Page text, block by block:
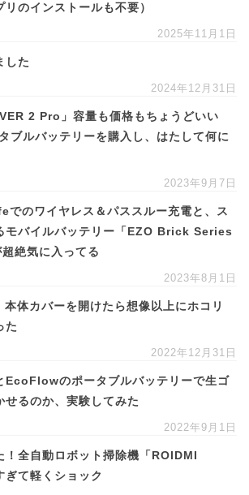
のインストールも不要）
2025年11月1日
した
2024年12月31日
2 Pro」容量も価格もちょうどいい
ブルバッテリーを購入し、はたして何に
2023年9月7日
でのワイヤレス＆パススルー充電と、ス
モバイルバッテリー「EZO Brick Series
絶気に入ってる
2023年8月1日
本体カバーを開けたら想像以上にホコリ
た
2022年12月31日
EcoFlowのポータブルバッテリーで生ゴ
せるのか、実験してみた
2022年9月1日
！全自動ロボット掃除機「ROIDMI
ぎて軽くショック